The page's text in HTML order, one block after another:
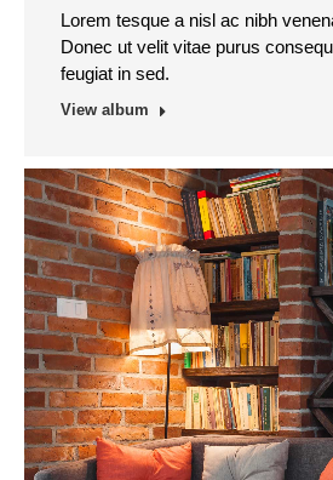
Lorem tesque a nisl ac nibh
Donec ut velit vitae purus
feugiat in sed.
View album